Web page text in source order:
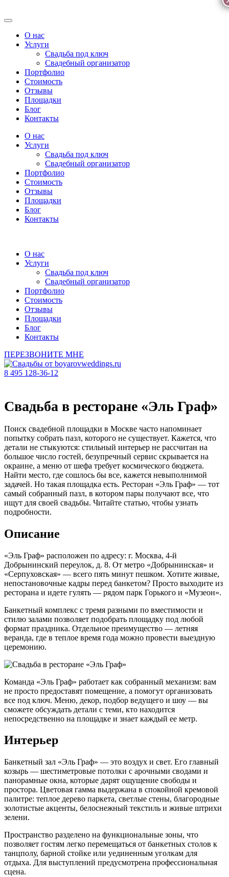
О нас
Услуги
Свадьба под ключ
Свадебный организатор
Портфолио
Стоимость
Отзывы
Площадки
Блог
Контакты
О нас
Услуги
Свадьба под ключ
Свадебный организатор
Портфолио
Стоимость
Отзывы
Площадки
Блог
Контакты
О нас
Услуги
Свадьба под ключ
Свадебный организатор
Портфолио
Стоимость
Отзывы
Площадки
Блог
Контакты
ПЕРЕЗВОНИТЕ МНЕ
8 495 128-36-12
Свадьба в ресторане «Эль Граф»
Поиск свадебной площадки в Москве часто напоминает
попытку собрать пазл, которого не существует. Кажется, что
детали не стыкуются: стильный интерьер не рассчитан на
большое число гостей, безупречный сервис скрывается на
окраине, а меню от шефа требует космического бюджета.
Найти место, где сошлось бы все, кажется невыполнимой
задачей. Но такая площадка есть. Ресторан «Эль Граф» — тот
самый собранный пазл, в котором пары получают все, что
ищут для своей свадьбы. Читайте статью, чтобы узнать
подробности.
Описание
«Эль Граф» расположен по адресу: г. Москва, 4-й
Добрынинский переулок, д. 8. От метро «Добрынинская» и
«Серпуховская» — всего пять минут пешком. Хотите живые,
непостановочные кадры перед банкетом? Просто выходите из
ресторана и идете гулять — рядом парк Горького и «Музеон».
Банкетный комплекс с тремя разными по вместимости и
стилю залами позволяет подобрать площадку под любой
формат праздника. Отдельное преимущество — летняя
веранда, где в теплое время года можно провести выездную
церемонию.
Команда «Эль Граф» работает как собранный механизм: вам
не просто предоставят помещение, а помогут организовать
все под ключ. Меню, декор, подбор ведущего и шоу — вы
сможете обсуждать детали с теми, кто находится
непосредственно на площадке и знает каждый ее метр.
Интерьер
Банкетный зал «Эль Граф» — это воздух и свет. Его главный
козырь — шестиметровые потолки с арочными сводами и
панорамные окна, которые дарят ощущение свободы и
простора. Цветовая гамма выдержана в спокойной кремовой
палитре: теплое дерево паркета, светлые стены, благородные
золотистые акценты, белоснежный текстиль и живые штрихи
зелени.
Пространство разделено на функциональные зоны, что
позволяет гостям легко перемещаться от банкетных столов к
танцполу, барной стойке или уединенным уголкам для
отдыха. Для выступлений предусмотрена профессиональная
сцена.